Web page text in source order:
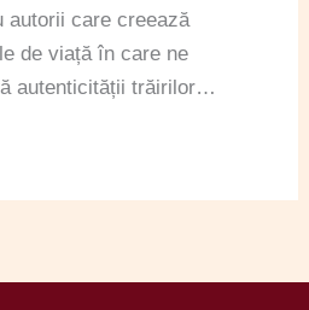
care creează
de viață în care ne
autenticității trăirilor…